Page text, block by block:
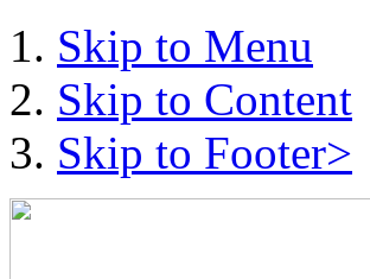
Skip to Menu
Skip to Content
Skip to Footer>